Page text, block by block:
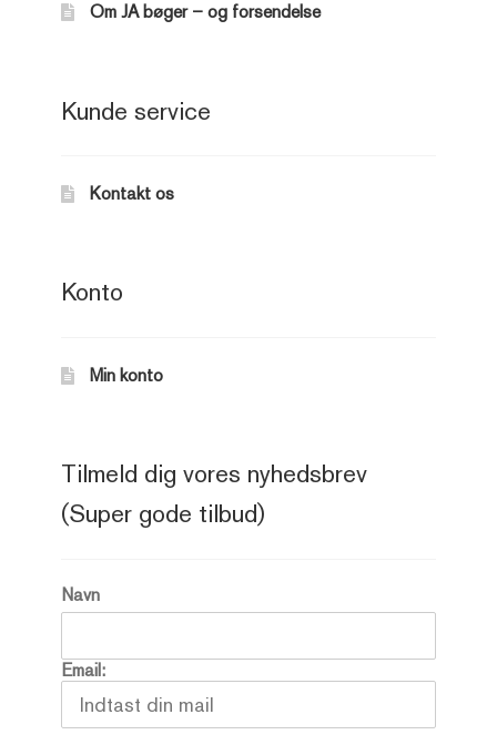
Om JA bøger – og forsendelse
Kunde service
Kontakt os
Konto
Min konto
Tilmeld dig vores nyhedsbrev
(Super gode tilbud)
Navn
Email: